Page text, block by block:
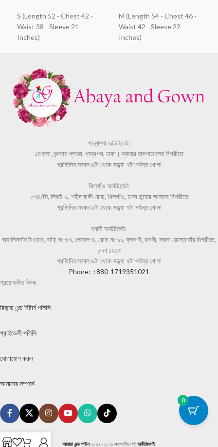
S (Length 52 - Chest 42 -
Waist 38 - Sleeve 21
Inches)
M (Length 54 - Chest 46 -
Waist 42 - Sleeve 22
Inches)
পান্থপথ আউটলেট:
১ম তলা, শুন্দরাম প্লাজা, পান্থপথ, ঢাকা। স্কয়ার হাসপাতালের বিপরীতে
প্রতিদিন সকাল ৯টা থেকে সন্ধ্যা ৭টা পর্যন্ত খোলা
খিলগাঁও আউটলেট:
৫৭৪/সি, লিফট-৩, শহীদ বাকী রোড, খিলগাঁও, ঢাকা ভূতের আড্ডার বিপরীতে
প্রতিদিন সকাল ৯টা থেকে সন্ধ্যা ৭টা পর্যন্ত খোলা
বনানী আউটলেট:
অ্যালিসন'স টাওয়ার, বাড়ি নং-৬৭, লেভেল-৪, রোড নং-১১, ব্লক-ই, বনানী, সজনা রেস্তোরাঁর বিপরীতে,
ঢাকা ১২১৩
প্রতিদিন সকাল ৯টা থেকে সন্ধ্যা ৭টা পর্যন্ত খোলা
Phone: +880-1719351021
প্রয়োজনীয় লিংক
রিফান্ড এন্ড রিটার্ন পলিসি
প্রাইভেসী পলিসি
যোগাযোগ করুন
আমাদের সম্পর্কে
আবায়া এন্ড গাউন২০১৫-২০২৬ সাপোর্টেড বাইহাকীমিফাই.
0